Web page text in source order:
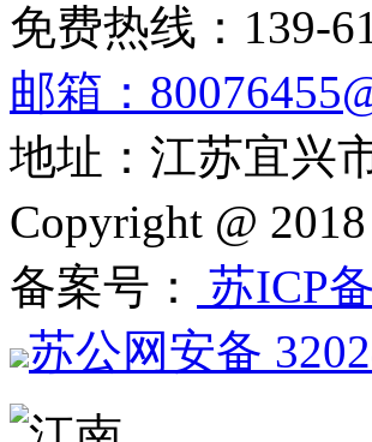
免费热线：139-
邮箱：
地址：江苏宜兴
Copyright @
备案号：
苏ICP
苏公网安备